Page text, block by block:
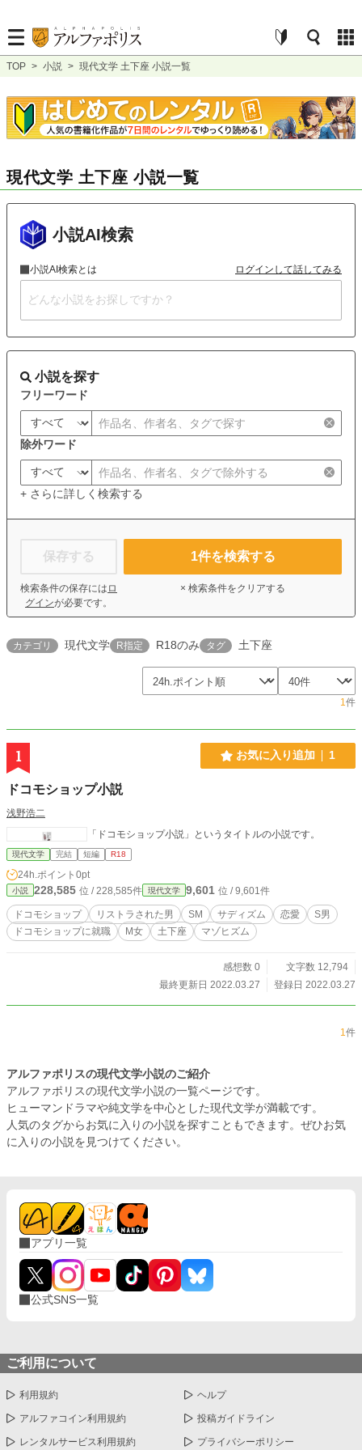
TOP > 小説 > 現代文学 土下座 小説一覧
現代文学 土下座 小説一覧
小説AI検索
小説AI検索とは ログインして話してみる
小説を探す
フリーワード
除外ワード
+ さらに詳しく検索する
保存する
検索条件の保存には ロ
グインが必要です。
1件を検索する
× 検索条件をクリアする
カテゴリ 現代文学 R指定 R18のみ タグ 土下座
1件
1 お気に入り追加 1
ドコモショップ小説
浅野浩二
「ドコモショップ小説」というタイトルの小説です。
現代文学 完結 短編 R18
24h.ポイント 0pt
小説 228,585 位 / 228,585件 現代文学 9,601 位 / 9,601件
ドコモショップ リストラされた男 SМ サディズム 恋愛
S男
ドコモショップに就職
М女 土下座 マゾヒズム
感想数 0
文字数 12,794
最終更新日 2022.03.27
登録日 2022.03.27
1件
アルファポリスの現代文学小説のご紹介
アルファポリスの現代文学小説の一覧ページです。
ヒューマンドラマや純文学を中心とした現代文学が満載です。
人気のタグからお気に入りの小説を探すこともできます。ぜひお気
に入りの小説を見つけてください。
アプリ一覧
公式SNS一覧
ご利用について
利用規約 ヘルプ
アルファコイン利用規約 投稿ガイドライン
レンタルサービス利用規約 プライバシーポリシー